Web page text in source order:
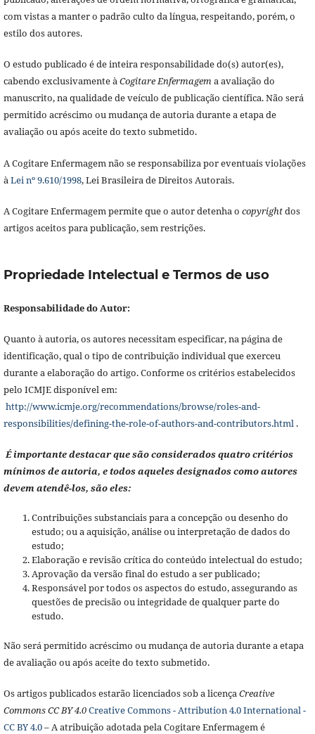
com vistas a manter o padrão culto da língua, respeitando, porém, o
estilo dos autores.
O estudo publicado é de inteira responsabilidade do(s) autor(es),
cabendo exclusivamente àCogitare Enfermagema avaliação do
manuscrito, na qualidade de veículo de publicação científica. Não será
permitido acréscimo ou mudança de autoria durante a etapa de
avaliação ou após aceite do texto submetido.
A Cogitare Enfermagem não se responsabiliza por eventuais violações
à Lei nº 9.610/1998, Lei Brasileira de Direitos Autorais.
A Cogitare Enfermagem permite que o autor detenha o copyrightdos
artigos aceitos para publicação, sem restrições.
Propriedade Intelectual e Termos de uso
Responsabilidade do Autor:
Quanto à autoria, os autores necessitam especificar, na página de
identificação, qual o tipo de contribuição individual que exerceu
durante a elaboração do artigo. Conforme os critérios estabelecidos
pelo ICMJE disponível em:
http://www.icmje.org/recommendations/browse/roles-and-
responsibilities/defining-the-role-of-authors-and-contributors.html .
É importante destacar que são considerados quatro critérios
mínimos de autoria, e todos aqueles designados como autores
devem atendê-los, são eles:
Contribuições substanciais para a concepção ou desenho do
estudo; ou a aquisição, análise ou interpretação de dados do
estudo;
Elaboração e revisão crítica do conteúdo intelectual do estudo;
Aprovação da versão final do estudo a ser publicado;
Responsável por todos os aspectos do estudo, assegurando as
questões de precisão ou integridade de qualquer parte do
estudo.
Não será permitido acréscimo ou mudança de autoria durante a etapa
de avaliação ou após aceite do texto submetido.
Os artigos publicados estarão licenciados sob a licença Creative
Commons CC BY 4.0Creative Commons - Attribution 4.0 International -
CC BY 4.0– A atribuição adotada pela Cogitare Enfermagem é